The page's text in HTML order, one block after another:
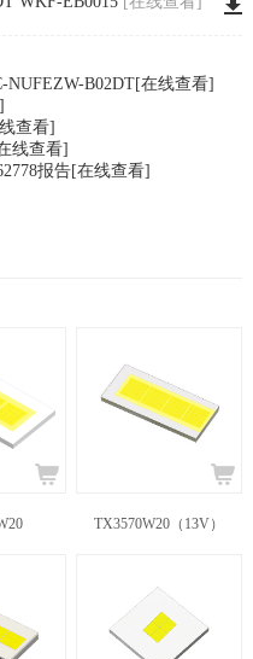
NUFEZW-B02DT[在线查看]
查看]
线查看]
报告[在线查看]
TX3570W20（13V）